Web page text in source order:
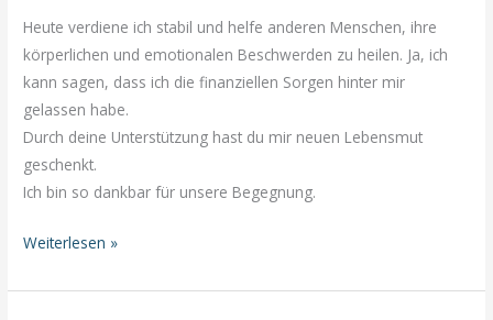
Heute verdiene ich stabil und helfe anderen Menschen, ihre
körperlichen und emotionalen Beschwerden zu heilen. Ja, ich
kann sagen, dass ich die finanziellen Sorgen hinter mir
gelassen habe.
Durch deine Unterstützung hast du mir neuen Lebensmut
geschenkt.
Ich bin so dankbar für unsere Begegnung.
𝐼𝑐ℎ
𝑠𝑜
Weiterlesen »